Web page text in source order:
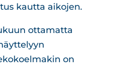
kautta aikojen.
ottamatta
on